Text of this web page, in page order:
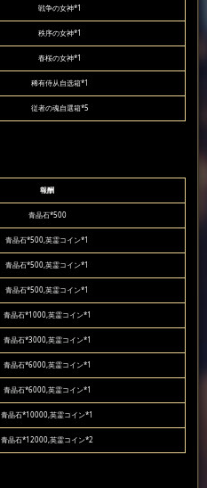
戦争の女神*1
秩序の女神*1
春桜の女神*1
稀有侍从自选箱*1
従者の魂自選箱*5
報酬
青晶石*500
青晶石*500,英霊コイン*1
青晶石*500,英霊コイン*1
青晶石*500,英霊コイン*1
青晶石*1000,英霊コイン*1
青晶石*3000,英霊コイン*1
青晶石*6000,英霊コイン*1
青晶石*6000,英霊コイン*1
青晶石*10000,英霊コイン*1
青晶石*12000,英霊コイン*2